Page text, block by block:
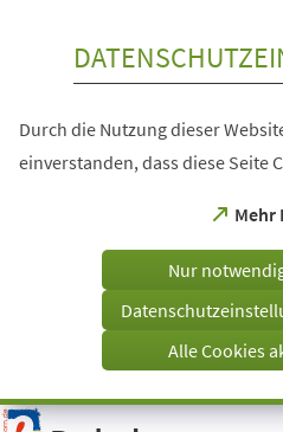
Visuelle
Durch die Nutzung dieser
einverstanden, dass diese Seite
Mehr
(Öffnet
einem
Tab)
Nur
Alle Cookies